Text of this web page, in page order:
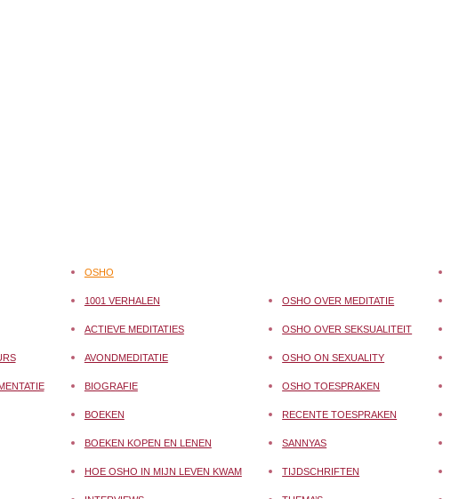
OSHO
1001 VERHALEN
ACTIEVE MEDITATIES
AVONDMEDITATIE
BIOGRAFIE
BOEKEN
BOEKEN KOPEN EN LENEN
HOE OSHO IN MIJN LEVEN KWAM
OSHO OVER MEDITATIE
OSHO OVER SEKSUALITEIT
OSHO ON SEXUALITY
OSHO TOESPRAKEN
RECENTE TOESPRAKEN
SANNYAS
TIJDSCHRIFTEN